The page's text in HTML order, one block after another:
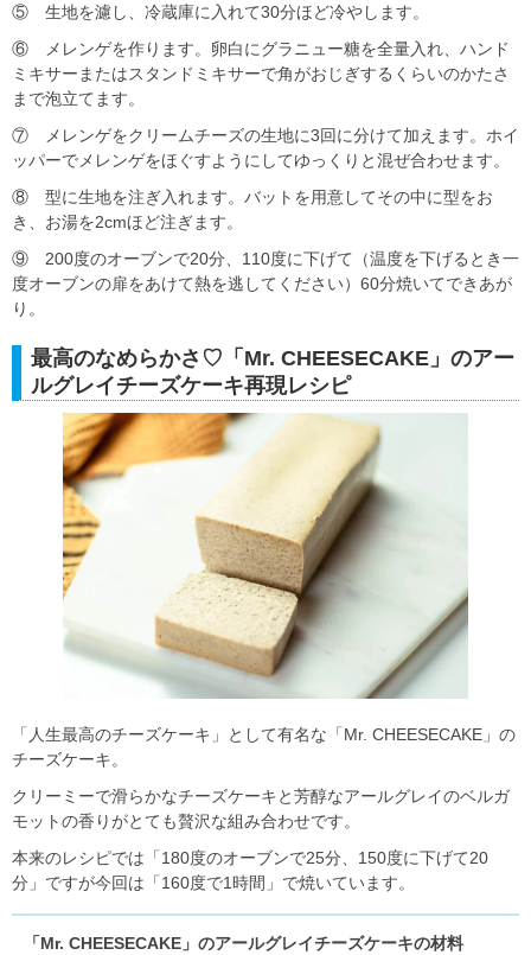
⑤ 生地を濾し、冷蔵庫に入れて30分ほど冷やします。
⑥ メレンゲを作ります。卵白にグラニュー糖を全量入れ、ハンド
ミキサーまたはスタンドミキサーで角がおじぎするくらいのかたさ
まで泡立てます。
⑦ メレンゲをクリームチーズの生地に3回に分けて加えます。ホイ
ッパーでメレンゲをほぐすようにしてゆっくりと混ぜ合わせます。
⑧ 型に生地を注ぎ入れます。バットを用意してその中に型をお
き、お湯を2cmほど注ぎます。
⑨ 200度のオーブンで20分、110度に下げて（温度を下げるとき一
度オーブンの扉をあけて熱を逃してください）60分焼いてできあが
り。
最高のなめらかさ♡「Mr. CHEESECAKE」のアー
ルグレイチーズケーキ再現レシピ
「人生最高のチーズケーキ」として有名な「Mr. CHEESECAKE」の
チーズケーキ。
クリーミーで滑らかなチーズケーキと芳醇なアールグレイのベルガ
モットの香りがとても贅沢な組み合わせです。
本来のレシピでは「180度のオーブンで25分、150度に下げて20
分」ですが今回は「160度で1時間」で焼いています。
「Mr. CHEESECAKE」のアールグレイチーズケーキの材料